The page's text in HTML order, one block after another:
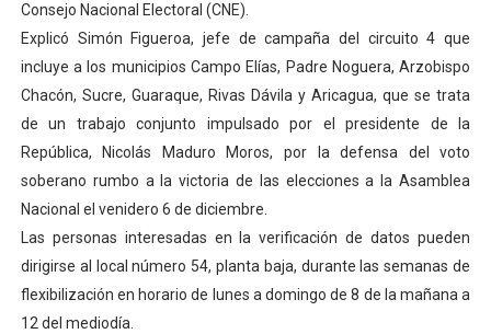
Plan Vacacional "Venezuela Ríe 2026" brinda
Iniciación al yoga reúne a diversos clubes deportivos
Mincomunas impulsa el autogobierno en Mérida con
Expertos inspeccionan espacios del OAN para la
Consejo Nacional Electoral (CNE).
Explicó Simón Figueroa, jefe de campaña del circuito 4 que
incluye a los municipios Campo Elías, Padre Noguera, Arzobispo
Chacón, Sucre, Guaraque, Rivas Dávila y Aricagua, que se trata
de un trabajo conjunto impulsado por el presidente de la
República, Nicolás Maduro Moros, por la defensa del voto
soberano rumbo a la victoria de las elecciones a la Asamblea
Nacional el venidero 6 de diciembre.
Las personas interesadas en la verificación de datos pueden
dirigirse al local número 54, planta baja, durante las semanas de
flexibilización en horario de lunes a domingo de 8 de la mañana a
12 del mediodía.